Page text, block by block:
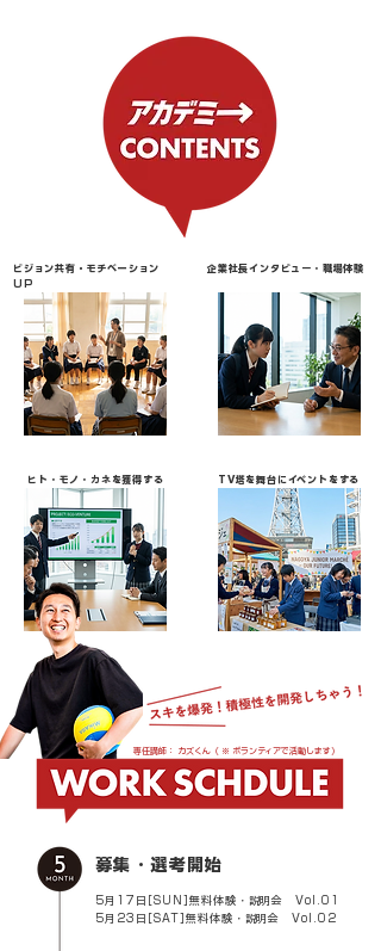
ビジョン共有・モチベーション
UP
​企業社長インタビュー・職場体験
ヒト・モノ・カネを獲得する TV塔を舞台にイベントをする
専任講師： カズくん（ ※ ボランティアで活動します）
募集・選考開始
5月17日[SUN]無料体験・説明会 Vol.01
5月23日[SAT]無料体験・説明会 Vol.02